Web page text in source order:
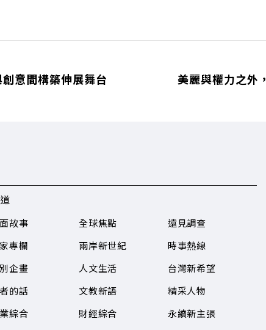
意間構築伸展舞台 美麗與權力之外
故事
專欄
企畫
的話
綜合
全球焦點
兩岸新世紀
人文生活
文教新語
財經綜合
遠見調查
時事熱線
台灣新希望
精采人物
永續新主張